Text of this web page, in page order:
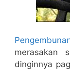
merasakan
dinginnya